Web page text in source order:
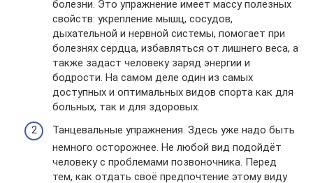
болезни. Это упражнение имеет массу полезных
свойств: укрепление мышц, сосудов,
дыхательной и нервной системы, помогает при
болезнях сердца, избавляться от лишнего веса, а
также задаст человеку заряд энергии и
бодрости. На самом деле один из самых
доступных и оптимальных видов спорта как для
больных, так и для здоровых.
Танцевальные упражнения. Здесь уже надо быть
немного осторожнее. Не любой вид подойдёт
человеку с проблемами позвоночника. Перед
тем, как отдать своё предпочтение этому виду